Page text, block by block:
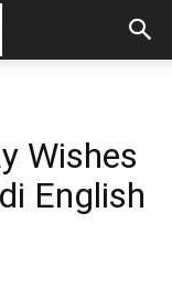
Wishes
English